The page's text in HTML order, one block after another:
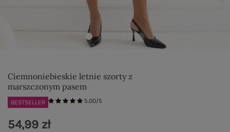
Ciemnoniebieskie letnie szorty z
marszczonym pasem
BESTSELLER 5.00/5
54,99 zł